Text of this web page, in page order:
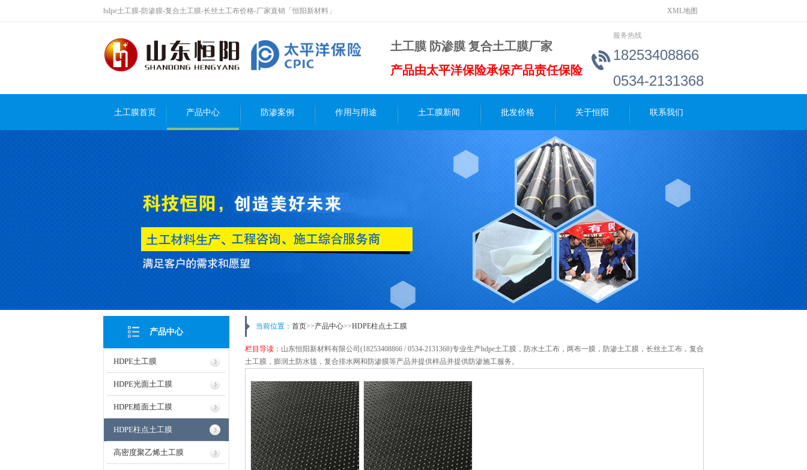
hdpe土工膜-防渗膜-复合土工膜-长丝土工布价格-厂家直销「恒阳新材料」 XML地图
土工膜 防渗膜 复合土工膜厂家
产品由太平洋保险承保产品责任保险
服务热线
18253408866
0534-2131368
土工膜首页 产品中心 防渗案例 作用与用途 土工膜新闻 批发价格 关于恒阳 联系我们
产品中心
HDPE土工膜
HDPE光面土工膜
HDPE糙面土工膜
HDPE柱点土工膜
高密度聚乙烯土工膜
当前位置： 首页>>产品中心>>HDPE柱点土工膜
栏目导读： 山东恒阳新材料有限公司(18253408866 / 0534-2131368)专业生产hdpe土工膜，防水土工布，两布一膜，防渗土工膜，长丝土工布，复合
土工膜，膨润土防水毯，复合排水网和防渗膜等产品并提供样品并提供防渗施工服务。